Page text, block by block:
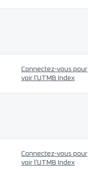
Connectez-vous pour
voir l'UTMB Index
Connectez-vous pour
voir l'UTMB Index